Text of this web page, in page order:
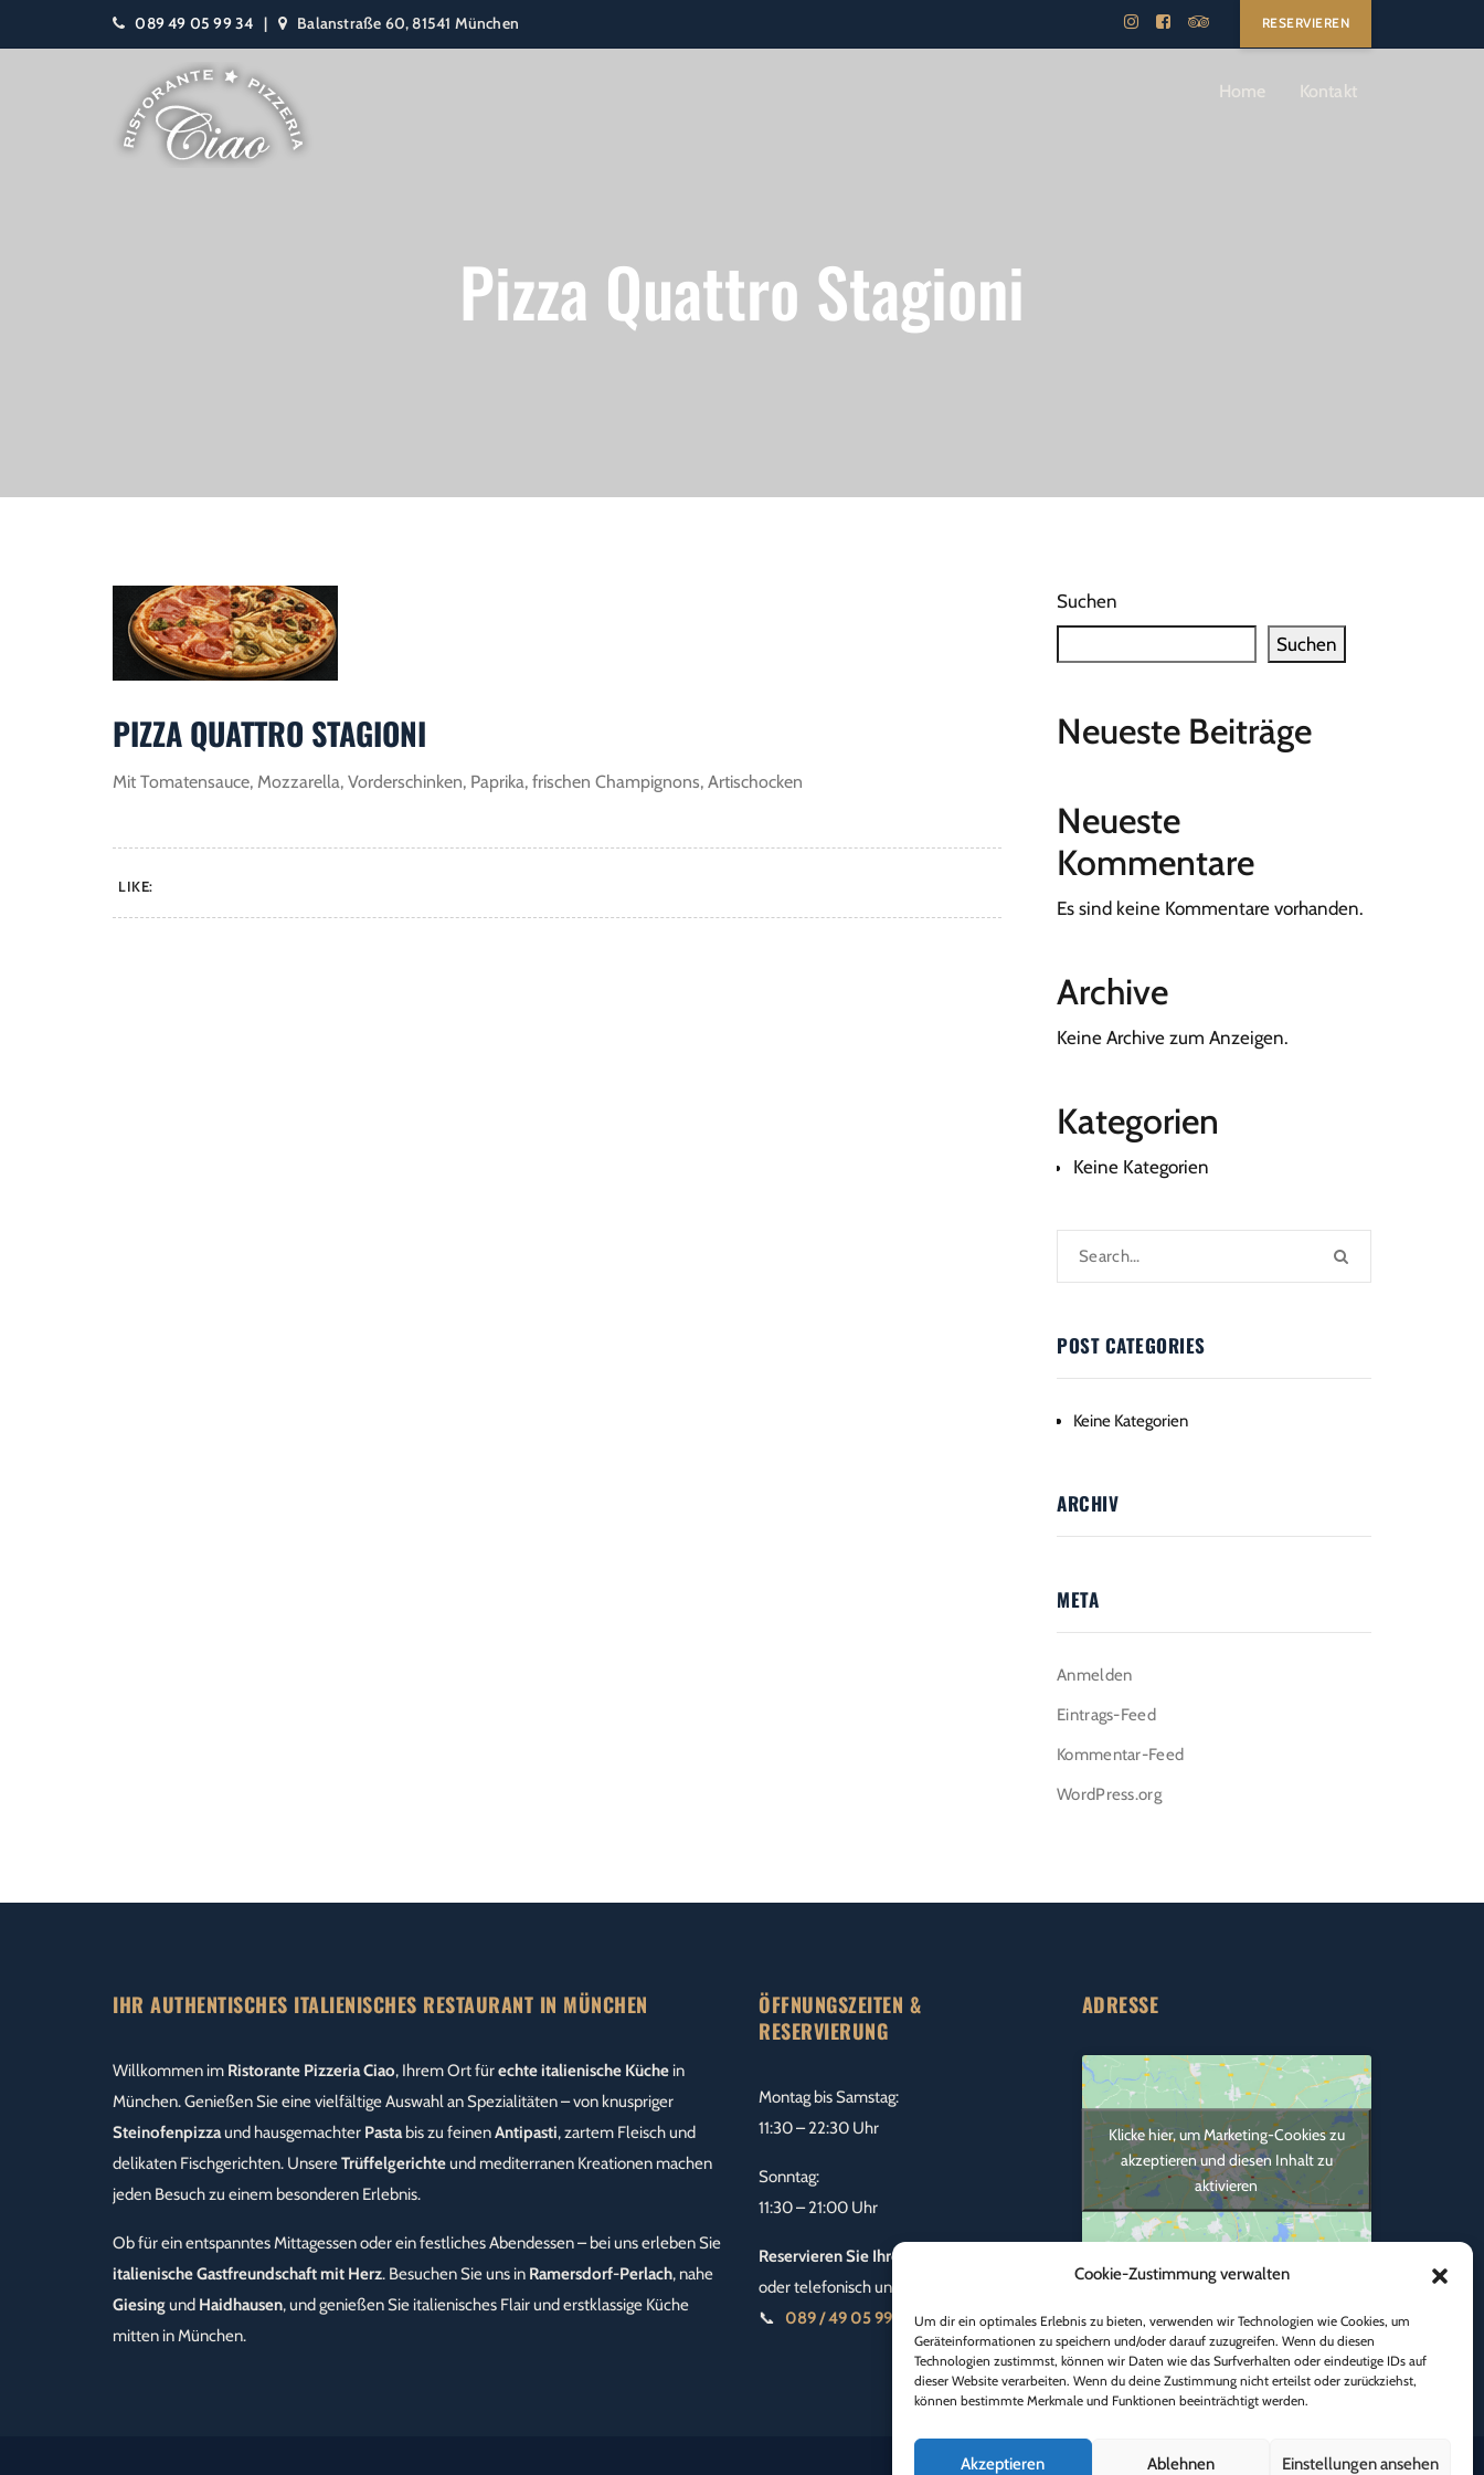
Cookie-Zustimmung verwalten
Um dir ein optimales Erlebnis zu bieten, verwenden wir Technologien wie Cookies, um
Geräteinformationen zu speichern und/oder darauf zuzugreifen. Wenn du diesen
Technologien zustimmst, können wir Daten wie das Surfverhalten oder eindeutige IDs auf
dieser Website verarbeiten. Wenn du deine Zustimmung nicht erteilst oder zurückziehst,
können bestimmte Merkmale und Funktionen beeinträchtigt werden.
Akzeptieren Ablehnen Einstellungen ansehen
089 49 05 99 34 | Balanstraße 60, 81541 München RESERVIEREN
Home Kontakt
Pizza Quattro Stagioni
PIZZA QUATTRO STAGIONI
Mit Tomatensauce, Mozzarella, Vorderschinken, Paprika, frischen Champignons, Artischocken
LIKE:
Suchen
Suchen
Neueste Beiträge
Neueste
Kommentare
Es sind keine Kommentare vorhanden.
Archive
Keine Archive zum Anzeigen.
Kategorien
Keine Kategorien
POST CATEGORIES
Keine Kategorien
ARCHIV
META
Anmelden
Eintrags-Feed
Kommentar-Feed
WordPress.org
IHR AUTHENTISCHES ITALIENISCHES RESTAURANT IN MÜNCHEN
Willkommen im Ristorante Pizzeria Ciao, Ihrem Ort fürechte italienische Küche in
München. Genießen Sie eine vielfältige Auswahl an Spezialitäten – von knuspriger
Steinofenpizzaund hausgemachter Pastabis zu feinenAntipasti, zartem Fleisch und
delikaten Fischgerichten. UnsereTrüffelgerichteund mediterranen Kreationen machen
jeden Besuch zu einem besonderen Erlebnis.
Ob für ein entspanntes Mittagessen oder ein festliches Abendessen – bei uns erleben Sie
italienische Gastfreundschaft mit Herz. Besuchen Sie uns in Ramersdorf-Perlach, nahe
Giesingund Haidhausen, und genießen Sie italienisches Flair und erstklassige Küche
mitten in München.
ÖFFNUNGSZEITEN &
RESERVIERUNG
Montag bis Samstag:
11:30 – 22:30 Uhr
Sonntag:
11:30 – 21:00 Uhr
Reservieren Sie Ihren Tisch online
oder telefonisch unter
📞 089 / 49 05 99 34
ADRESSE
Klicke hier, um Marketing-Cookies zu
akzeptieren und diesen Inhalt zu
aktivieren
Balanstraße 60, 81541 München
(Ecke St.-Martin-Straße)